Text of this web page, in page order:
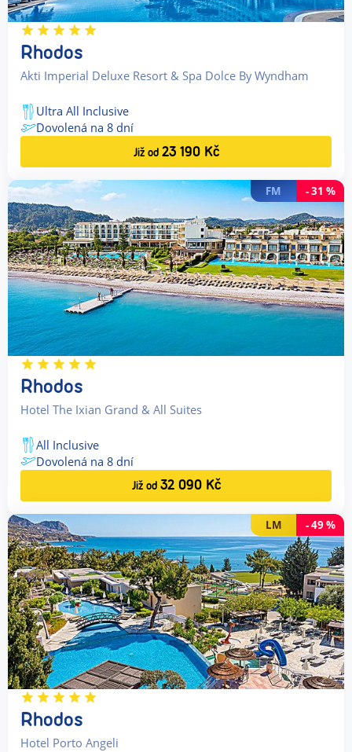
Rhodos
Akti Imperial Deluxe Resort & Spa Dolce By Wyndham
Ultra All Inclusive
Dovolená na 8 dní
Již od 23 190 Kč
FM -31 %
Rhodos
Hotel The Ixian Grand & All Suites
All Inclusive
Dovolená na 8 dní
Již od 32 090 Kč
LM -49%
Rhodos
Hotel Porto Angeli